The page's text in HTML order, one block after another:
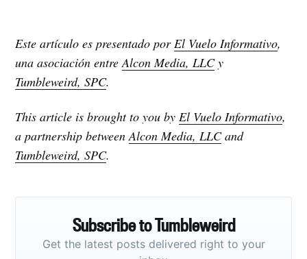
Este artículo es presentado por El Vuelo Informativo,
una asociación entre Alcon Media, LLC y
Tumbleweird, SPC.
This article is brought to you by El Vuelo Informativo,
a partnership between Alcon Media, LLC and
Tumbleweird, SPC.
Subscribe to Tumbleweird
Get the latest posts delivered right to your